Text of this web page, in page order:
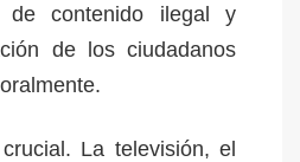
de contenido ilegal y
de los ciudadanos
La televisión, el